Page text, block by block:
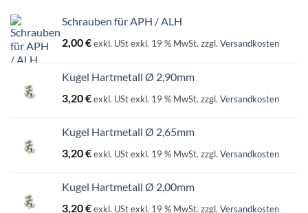
Schrauben für APH / ALH
2,00€exkl. UStexkl. 19 % MwSt. zzgl. Versandkosten
Kugel Hartmetall Ø 2,90mm
3,20€exkl. UStexkl. 19 % MwSt. zzgl. Versandkosten
Kugel Hartmetall Ø 2,65mm
3,20€exkl. UStexkl. 19 % MwSt. zzgl. Versandkosten
Kugel Hartmetall Ø 2,00mm
3,20€exkl. UStexkl. 19 % MwSt. zzgl. Versandkosten